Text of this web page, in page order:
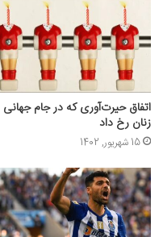
اتفاق حیرت‌آوری که در جام جهانی
زنان رخ داد
15 شهریور, 1402